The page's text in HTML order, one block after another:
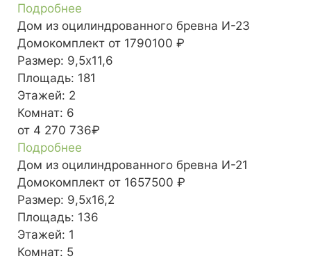
Подробнее
Дом из оцилиндрованного бревна И-23
Домокомплект от 1790100 ₽
Размер: 9,5х11,6
Площадь: 181
Этажей: 2
Комнат: 6
от 4 270 736₽
Подробнее
Дом из оцилиндрованного бревна И-21
Домокомплект от 1657500 ₽
Размер: 9,5х16,2
Площадь: 136
Этажей: 1
Комнат: 5